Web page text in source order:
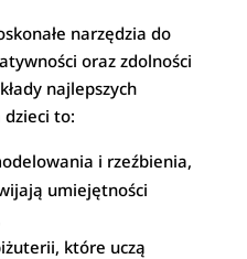
narzędzia do
oraz zdolności
najlepszych
dzieci to:
i rzeźbienia,
umiejętności
które uczą